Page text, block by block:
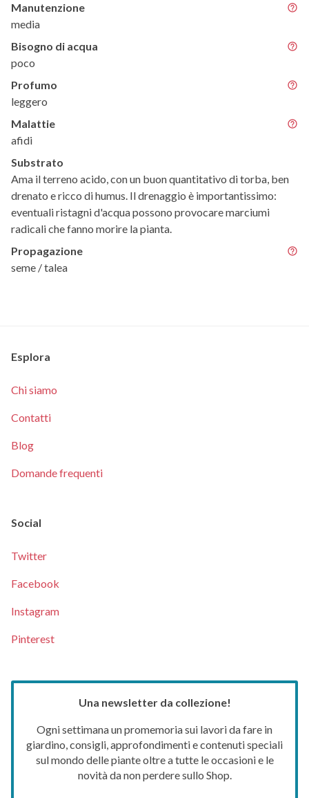
Manutenzione
media
Bisogno di acqua
poco
Profumo
leggero
Malattie
afidi
Substrato
Ama il terreno acido, con un buon quantitativo di torba, ben
drenato e ricco di humus. Il drenaggio è importantissimo:
eventuali ristagni d'acqua possono provocare marciumi
radicali che fanno morire la pianta.
Propagazione
seme / talea
Esplora
Chi siamo
Contatti
Blog
Domande frequenti
Social
Twitter
Facebook
Instagram
Pinterest
Una newsletter da collezione!
Ogni settimana un promemoria sui lavori da fare in
giardino, consigli, approfondimenti e contenuti speciali
sul mondo delle piante oltre a tutte le occasioni e le
novità da non perdere sullo Shop.